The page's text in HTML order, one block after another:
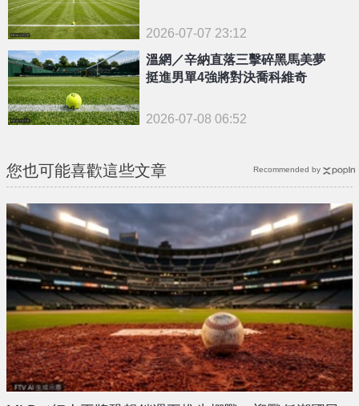
2026-07-07 23:12
溫網／辛納直落三擊碎黑馬美夢
挺進男單4強將對決喬科維奇
2026-07-08 06:52
您也可能喜歡這些文章 Recommended by